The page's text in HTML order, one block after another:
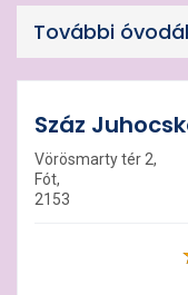
További
Száz
Vörösmarty tér 2,
Fót,
2153